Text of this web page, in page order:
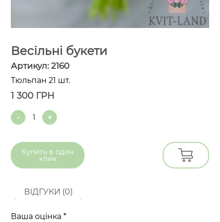
Весільні букети
Артикул:2160
Тюльпан 21 шт.
1 300 ГРН
Quantity
Купить в один
клик
ВІДГУКИ (0)
Ваша оцінка*